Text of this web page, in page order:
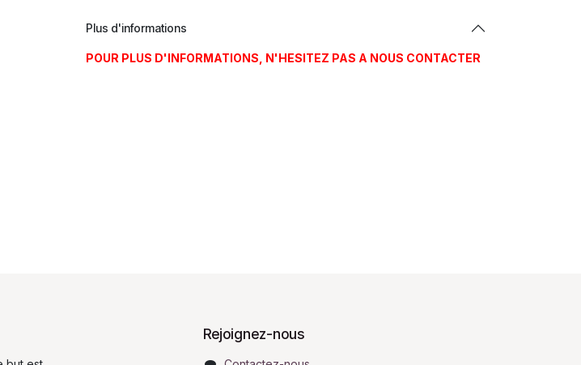
Plus d'informations
POUR PLUS D'INFORMATIONS, N'HESITEZ PAS A NOUS CONTACTER
Rejoignez-nous